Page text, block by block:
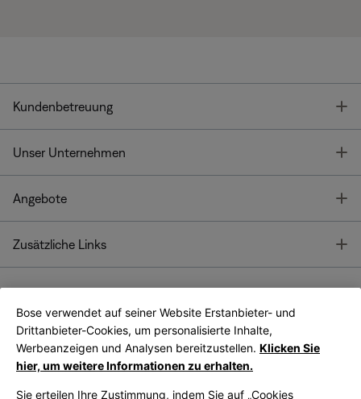
Kundenbetreuung
Unser Unternehmen
Angebote
Zusätzliche Links
Bose App
Bose Connect
App
Bose verwendet auf seiner Website Erstanbieter- und
Drittanbieter-Cookies, um personalisierte Inhalte,
Werbeanzeigen und Analysen bereitzustellen. Klicken Sie
hier, um weitere Informationen zu erhalten.
Sie erteilen Ihre Zustimmung, indem Sie auf „Cookies